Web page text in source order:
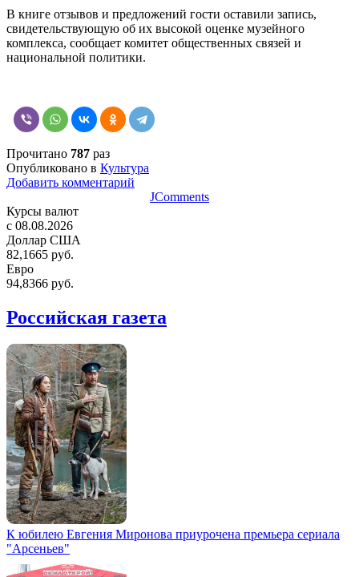
В книге отзывов и предложений гости оставили запись,
свидетельствующую об их высокой оценке музейного
комплекса, сообщает комитет общественных связей и
национальной политики.
Прочитано 787 раз
Опубликовано в Культура
Добавить комментарий
JComments
Курсы валют
c 08.08.2026
Доллар США
82,1665 руб.
Евро
94,8366 руб.
Российская газета
К юбилею Евгения Миронова приурочена премьера сериала
"Арсеньев"